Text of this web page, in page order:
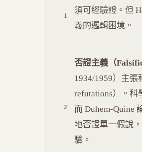
須可經驗證。但
義的邏輯困境。
否證主義（
1934/1959）主張
refutations）。
而 Duhem-Quine
地否證單一假說
驗。